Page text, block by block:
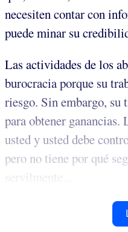
necesiten contar con
puede minar su
Las actividades de los
burocracia porque su
riesgo. Sin embargo,
para obtener ganancias.
usted y usted debe
pero no tiene por qué
servilmente...